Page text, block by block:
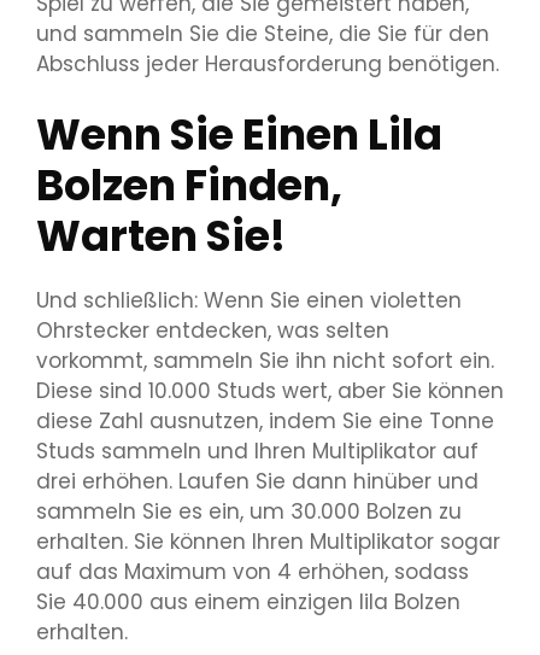
und sammeln Sie die Steine, die Sie für den
Abschluss jeder Herausforderung benötigen.
Wenn Sie Einen Lila
Bolzen Finden,
Warten Sie!
Und schließlich: Wenn Sie einen violetten
Ohrstecker entdecken, was selten
vorkommt, sammeln Sie ihn nicht sofort ein.
Diese sind 10.000 Studs wert, aber Sie können
diese Zahl ausnutzen, indem Sie eine Tonne
Studs sammeln und Ihren Multiplikator auf
drei erhöhen. Laufen Sie dann hinüber und
sammeln Sie es ein, um 30.000 Bolzen zu
erhalten. Sie können Ihren Multiplikator sogar
auf das Maximum von 4 erhöhen, sodass
Sie 40.000 aus einem einzigen lila Bolzen
erhalten.